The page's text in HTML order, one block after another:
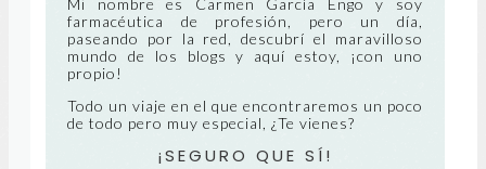
E
Mi nombre es Carmen García Engo y soy
farmacéutica de profesión, pero un día,
paseando por la red, descubrí el maravilloso
mundo de los blogs y aquí estoy, ¡con uno
propio!
Todo un viaje en el que encontraremos un poco
de todo pero muy especial, ¿Te vienes?
¡SEGURO QUE SÍ!